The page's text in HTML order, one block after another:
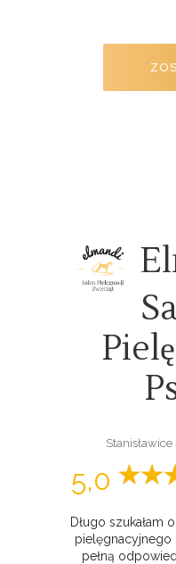
Stanisławice
5,0
Długo szukałam
pielęgnacyjnego
pełną